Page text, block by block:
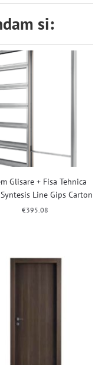
si:
Glisare + Fisa Tehnica
Line Gips Carton
€395.08